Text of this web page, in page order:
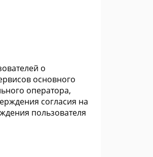
о
основного
оператора,
согласия на
пользователя